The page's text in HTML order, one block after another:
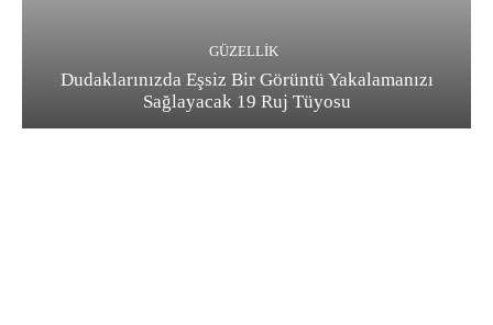
GÜZELLIK
Dudaklarınızda Eşsiz Bir Görüntü Yakalamanızı
Sağlayacak 19 Ruj Tüyosu